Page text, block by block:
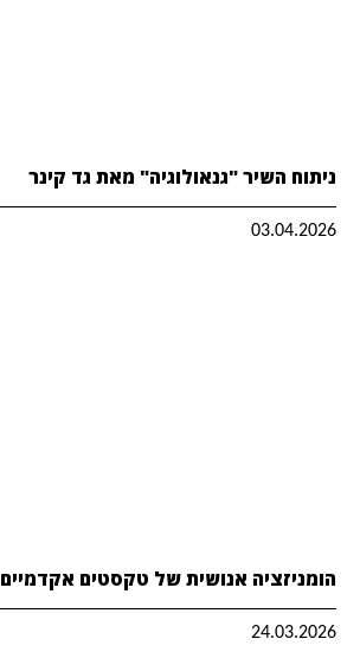
ניתוח השיר "גנאולוגיה" מאת גד קינר
03.04.2026
הומניזציה אנושית של טקסטים אקדמיים
24.03.2026